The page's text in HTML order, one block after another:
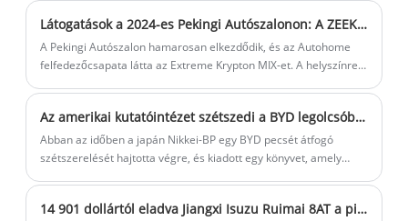
felszerelt belsővel rendelkezik, amely
egyszerre kínál kényelmet és sportos
elemeket.
Látogatások a 2024-es Pekingi Autószalonon: A ZEEKER MIX a valóságban is kiderül
A Pekingi Autószalon hamarosan elkezdődik, és az Autohome
felfedezőcsapata látta az Extreme Krypton MIX-et. A helyszínre
Az amerikai kutatóintézet szétszedi a BYD legolcsóbb elektromos autóját, és az eredmény remény nélkül hagyta őket
Abban az időben a japán Nikkei-BP egy BYD pecsét átfogó
szétszerelését hajtotta végre, és kiadott egy könyvet, amely
hajtásláncot, az elektronikus vezérlőberendezéseket és a belső14 901 dollártól eladva Jiangxi Isuzu Ruimai 8AT a piacon Nyugodtabb és energiatakarékosabb